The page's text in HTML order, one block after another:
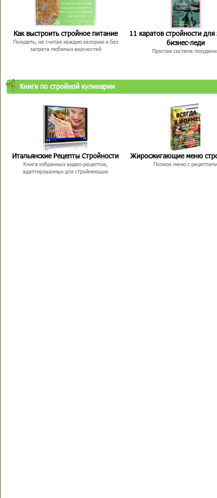
Как выстроить стройное питание
Похудеть, не считая каждую калорию и без
запрета любимых вкусностей
11 каратов стройности для
бизнес-леди
Простая система
Книги по стройной кулинарии
Итальянские Рецепты Стройности
Книга избранных видео-рецептов,
адаптированных для стройнеющих
Жиросжигающие меню
Полное меню с рецептами